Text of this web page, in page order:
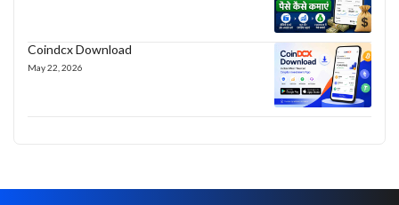
Coindcx Download
May 22, 2026